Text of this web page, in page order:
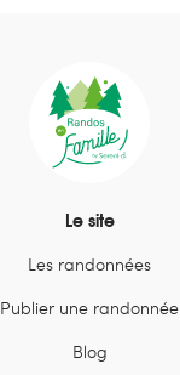
Le site
Les randonnées
Publier une randonnée
Blog